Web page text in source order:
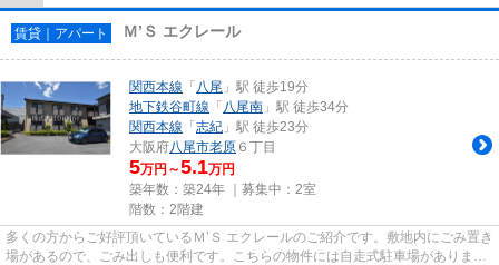
賃貸｜アパート Ｍ’Ｓ エクレール
関西本線 「 八尾 」駅 徒歩19分
地下鉄谷町線 「 八尾南 」駅 徒歩34分
関西本線 「志紀 」駅 徒歩23分
大阪府八尾市老原 ６丁目
5万円～5.1万円
築年数：築24年 ｜募集中： 2室
階数：2階建
多くの方からご好評頂いているＭ’Ｓ エクレールのご紹介です。敷地内にごみ置き
場があるので、ごみ出しも便利です。こちらの物件には自走式駐車場がありま